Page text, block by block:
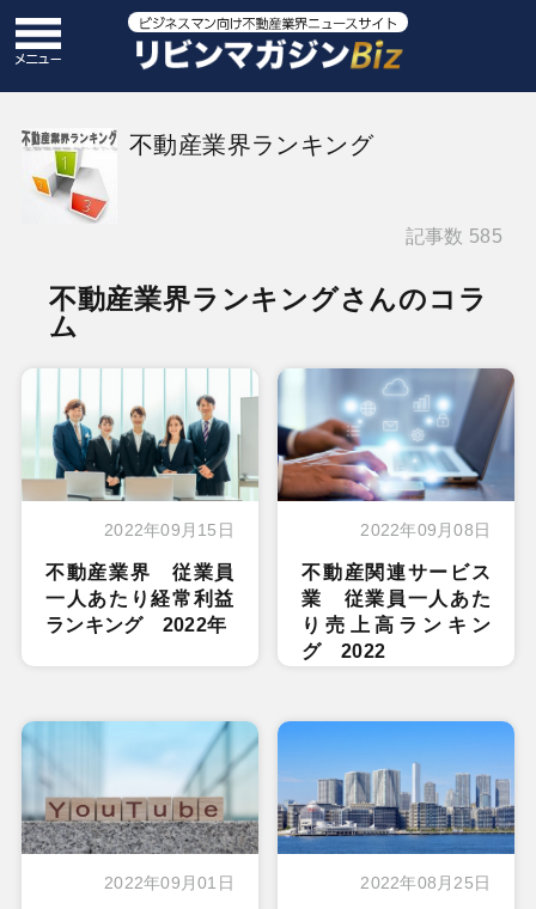
不動産業界ランキング
記事数 585
不動産業界ランキングさんのコラ
ム
2022年09月15日
不動産業界 従業員
一人あたり経常利益
ランキング 2022年
2022年09月08日
不動産関連サービス
業 従業員一人あた
り売上高ランキン
グ 2022
2022年09月01日 2022年08月25日